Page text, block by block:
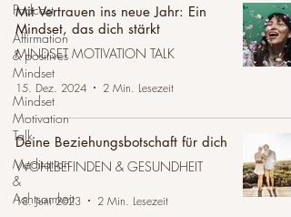
Podcast
Affirmation
& positives
Mindset
Mindset
Motivation
Talk
Meditation
&
Achtsamkeit
Mit Vertrauen ins neue Jahr: Ein
Mindset, das dich stärkt
MINDSET MOTIVATION TALK
15. Dez. 2024 2 Min. Lesezeit
Deine Beziehungsbotschaft für dich
WOHLBEFINDEN & GESUNDHEIT
18. Juni 2023 2 Min. Lesezeit